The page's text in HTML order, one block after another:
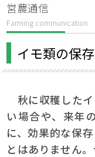
営農通信
Farming communication
イモ類の保
秋に収穫したイ
い場合や、来年
に、効果的な保
とはありません